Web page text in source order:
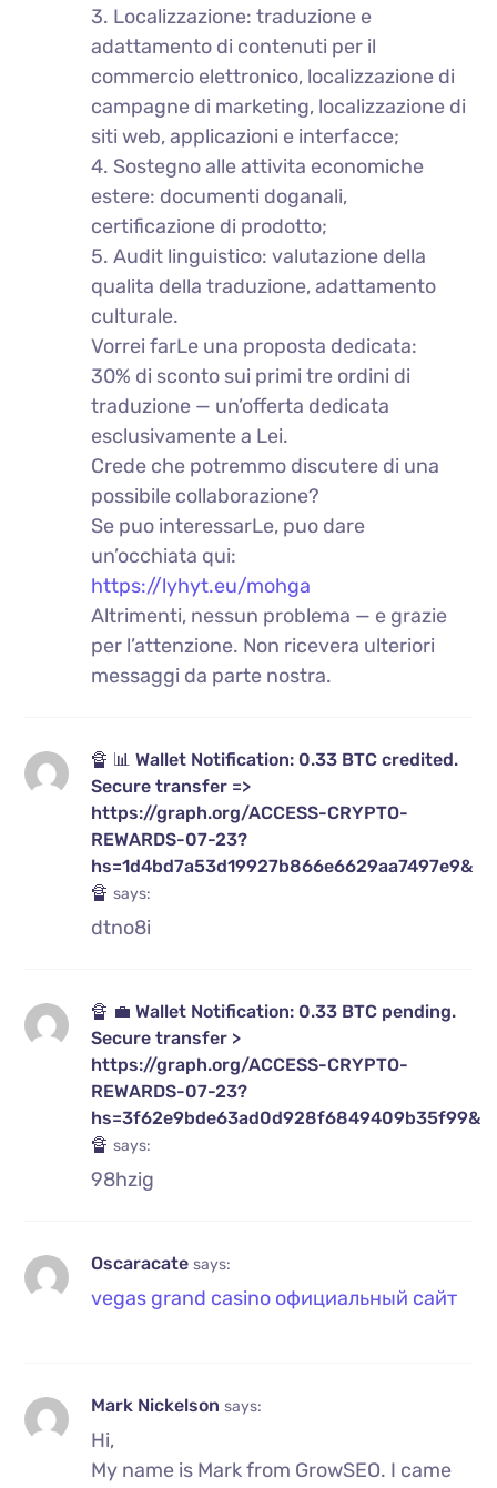
3. Localizzazione: traduzione e
adattamento di contenuti per il
commercio elettronico, localizzazione di
campagne di marketing, localizzazione di
siti web, applicazioni e interfacce;
4. Sostegno alle attivita economiche
estere: documenti doganali,
certificazione di prodotto;
5. Audit linguistico: valutazione della
qualita della traduzione, adattamento
culturale.
Vorrei farLe una proposta dedicata:
30% di sconto sui primi tre ordini di
traduzione — un’offerta dedicata
esclusivamente a Lei.
Crede che potremmo discutere di una
possibile collaborazione?
Se puo interessarLe, puo dare
un’occhiata qui:
https://lyhyt.eu/mohga
Altrimenti, nessun problema — e grazie
per l’attenzione. Non ricevera ulteriori
messaggi da parte nostra.
🔏 📊 Wallet Notification: 0.33 BTC credited.
Secure transfer =>
https://graph.org/ACCESS-CRYPTO-
REWARDS-07-23?
hs=1d4bd7a53d19927b866e6629aa7497e9&
🔏says:
dtno8i
🔏 💼 Wallet Notification: 0.33 BTC pending.
Secure transfer >
https://graph.org/ACCESS-CRYPTO-
REWARDS-07-23?
hs=3f62e9bde63ad0d928f6849409b35f99&
🔏says:
98hzig
Oscaracatesays:
vegas grand casino официальный сайт
Mark Nickelsonsays:
Hi,
My name is Mark from GrowSEO. I came